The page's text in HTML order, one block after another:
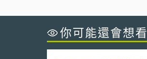
你可能還會想看